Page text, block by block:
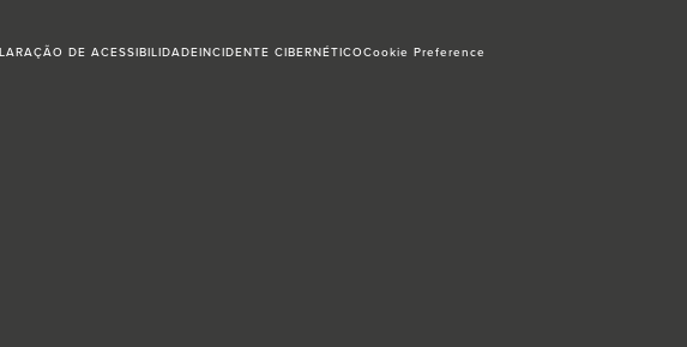
DE ACESSIBILIDADEINCIDENTE CIBERNÉTICOCookie Preference